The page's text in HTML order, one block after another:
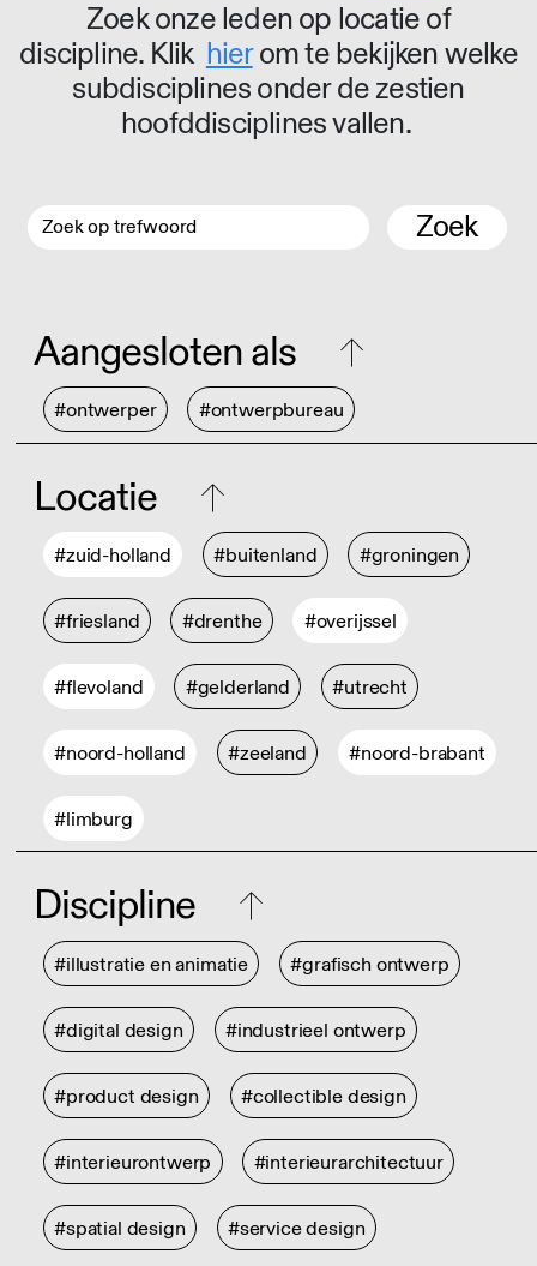
Zoek onze leden op locatie of
discipline. Klik hierom te bekijken welke
subdisciplines onder de zestien
hoofddisciplines vallen.
Zoek
Aangesloten als
#ontwerper #ontwerpbureau
Locatie
#zuid-holland #buitenland #groningen
#friesland #drenthe #overijssel
#flevoland #gelderland #utrecht
#noord-holland #zeeland #noord-brabant
#limburg
Discipline
#illustratie en animatie #grafisch ontwerp
#digital design #industrieel ontwerp
#product design #collectible design
#interieurontwerp #interieurarchitectuur
#spatial design #service design